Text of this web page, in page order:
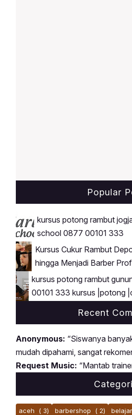
Popular
kursus potong rambut
school 0877 00101 333
Kursus Cukur Rambut
hingga Menjadi Barber
kursus potong rambut
00101 333 kursus |potong
Recent
Anonymous: “Siswanya
mudah dipahami, sangat
Request Music: “Mantab
aceh ( 3) barbershop ( 2)